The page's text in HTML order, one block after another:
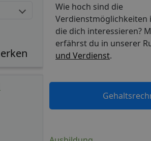
Wie hoch sind die
Verdienstmöglichkeiten
die dich interessieren?
erfährst du in unserer
und Verdienst.